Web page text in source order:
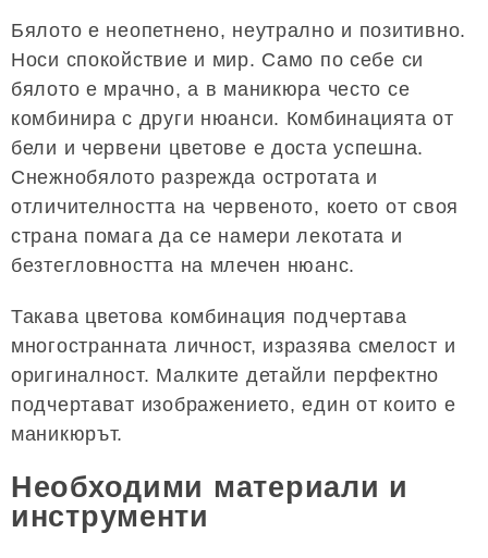
Бялото е неопетнено, неутрално и позитивно.
Носи спокойствие и мир. Само по себе си
бялото е мрачно, а в маникюра често се
комбинира с други нюанси. Комбинацията от
бели и червени цветове е доста успешна.
Снежнобялото разрежда остротата и
отличителността на червеното, което от своя
страна помага да се намери лекотата и
безтегловността на млечен нюанс.
Такава цветова комбинация подчертава
многостранната личност, изразява смелост и
оригиналност. Малките детайли перфектно
подчертават изображението, един от които е
маникюрът.
Необходими материали и
инструменти